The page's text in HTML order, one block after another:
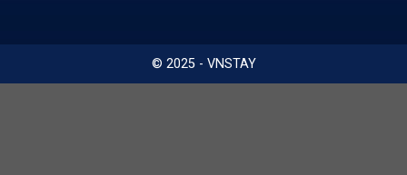
© 2025 - VNSTAY